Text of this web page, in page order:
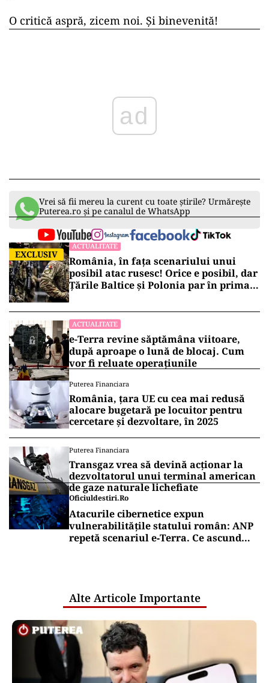
O critică aspră, zicem noi. Și binevenită!
ad
Vrei să fii mereu la curent cu toate știrile? Urmărește
Puterea.ro și pe canalul de WhatsApp
EXCLUSIV
ACTUALITATE
România, în fața scenariului unui
posibil atac rusesc! Orice e posibil, dar
Țările Baltice și Polonia par în prima
ACTUALITATE
e-Terra revine săptămâna viitoare,
după aproape o lună de blocaj. Cum
vor fi reluate operațiunile
Puterea Financiara
România, țara UE cu cea mai redusă
alocare bugetară pe locuitor pentru
cercetare și dezvoltare, în 2025
Puterea Financiara
Transgaz vrea să devină acționar la
dezvoltatorul unui terminal american
de gaze naturale lichefiate
Oficiuldestiri.ro
Atacurile cibernetice expun
vulnerabilitățile statului român: ANP
repetă scenariul e‑Terra. Ce ascund
Alte Articole Importante